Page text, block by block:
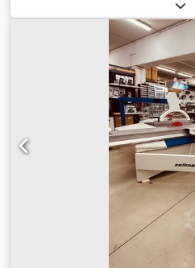
Número de artículo Altendorf: